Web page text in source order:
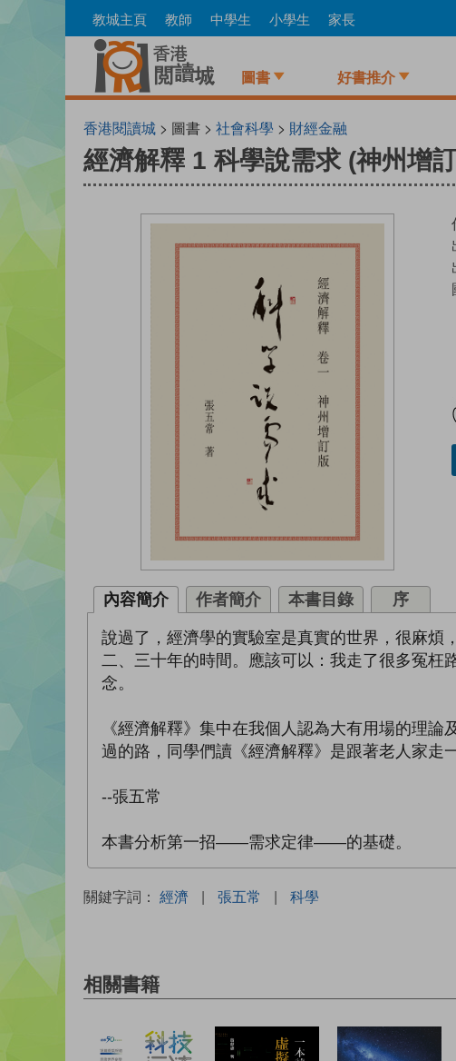
to
教城主頁 教師 中學生 小學生 家長
圖書 好書推介
香港閱讀城 > 圖書 > 社會科學 > 財經金融
經濟解釋 1 科學說需求 (神州增
內容簡介 作者簡介 本書目錄 序
說過了，經濟學的實驗室是真實的世界，很麻煩
二、三十年的時間。應該可以：我走了很多冤枉
念。
《經濟解釋》集中在我個人認為大有用場的理
過的路，同學們讀《經濟解釋》是跟著老人家走
--張五常
本書分析第一招——需求定律——的基礎。
關鍵字詞： 經濟 | 張五常 | 科學
相關書籍